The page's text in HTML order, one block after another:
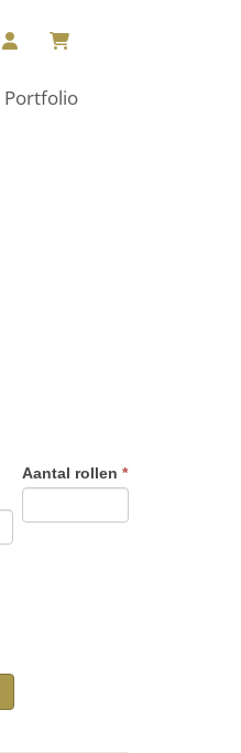
Portfolio
Aantal rollen*